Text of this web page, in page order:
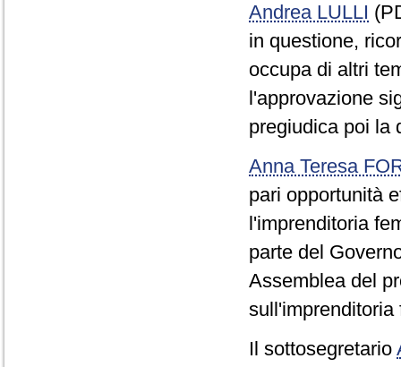
Andrea LULLI
in questione,
occupa di altri
l'approvazione
pregiudica poi la
Anna Teresa
pari opportunità
l'imprenditoria
parte del
Assemblea del
Il sottosegretario